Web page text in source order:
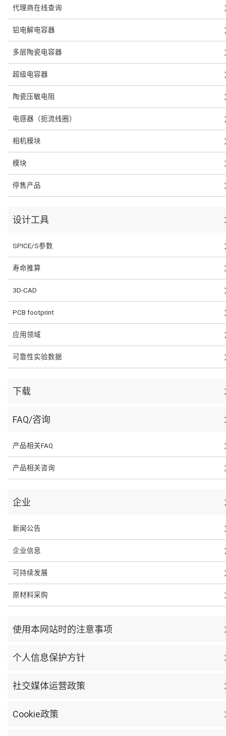
代理商在线查询
铝电解电容器
多层陶瓷电容器
超级电容器
陶瓷压敏电阻
电感器（扼流线圈）
相机模块
模块
停售产品
设计工具
SPICE/S参数
寿命推算
3D-CAD
PCB footprint
应用领域
可靠性实验数据
下载
FAQ/咨询
产品相关FAQ
产品相关咨询
企业
新闻公告
企业信息
可持续发展
原材料采购
使用本网站时的注意事项
个人信息保护方针
社交媒体运营政策
Cookie政策